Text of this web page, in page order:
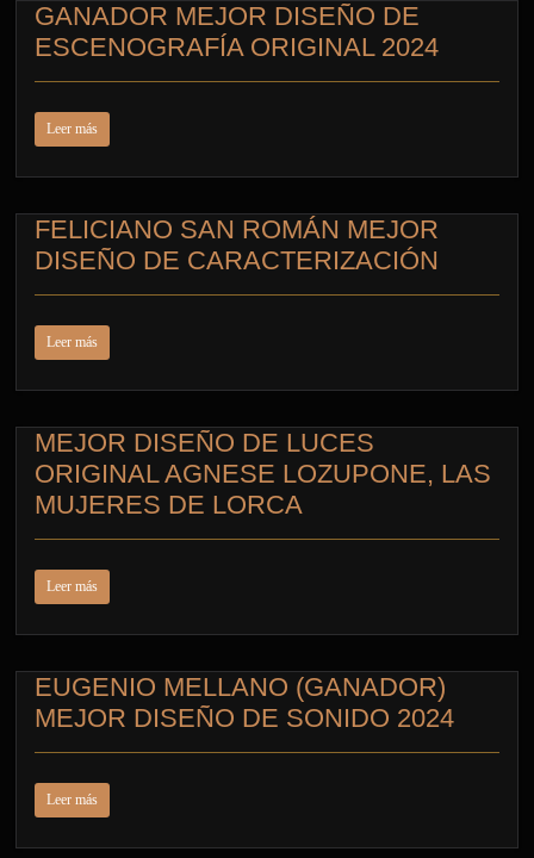
GANADOR MEJOR DISEÑO DE
ESCENOGRAFÍA ORIGINAL 2024
Leer más
FELICIANO SAN ROMÁN MEJOR
DISEÑO DE CARACTERIZACIÓN
Leer más
MEJOR DISEÑO DE LUCES
ORIGINAL AGNESE LOZUPONE, LAS
MUJERES DE LORCA
Leer más
EUGENIO MELLANO (GANADOR)
MEJOR DISEÑO DE SONIDO 2024
Leer más